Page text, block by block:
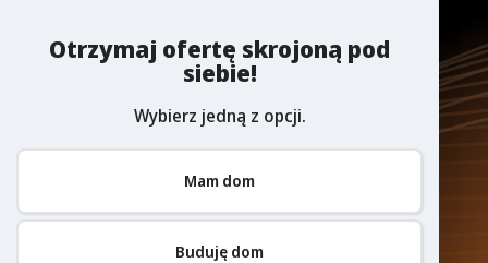
Otrzymaj ofertę skrojoną pod
siebie!
Wybierz jedną z opcji.
Mam dom
Buduję dom